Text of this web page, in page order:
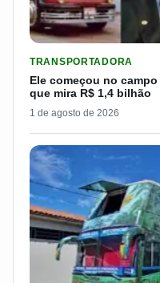
TRANSPORTADORA
Ele começou no
que mira R$ 1,4 bilhão
1 de agosto de 2026